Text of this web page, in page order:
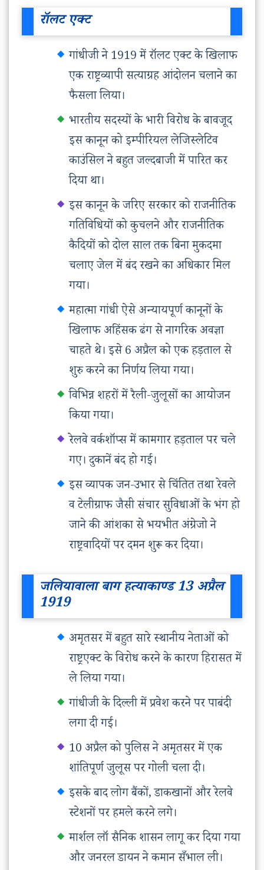
रॉलट एक्ट
गांधीजी ने 1919 में रॉलट एक्ट के खिलाफ
एक राष्ट्रव्यापी सत्याग्रह आंदोलन चलाने का
फैसला लिया।
भारतीय सदस्यों के भारी विरोध के बावजूद
इस कानून को इम्पीरियल लेजिस्लेटिव
काउंसिल ने बहुत जल्दबाजी में पारित कर
दिया था।
इस कानून के जरिए सरकार को राजनीतिक
गतिविधियों को कुचलने और राजनीतिक
कैदियों को दोल साल तक बिना मुकदमा
चलाए जेल में बंद रखने का अधिकार मिल
गया।
महात्मा गांधी ऐसे अन्यायपूर्ण कानूनों के
खिलाफ अहिंसक ढंग से नागरिक अवज्ञा
चाहते थे। इसे 6 अप्रैल को एक हड़ताल से
शुरु करने का निर्णय लिया गया।
विभिन्न शहरों में रैली-जुलूसों का आयोजन
किया गया।
रेलवे वर्कशॉप्स में कामगार हड़ताल पर चले
गए। दुकानें बंद हो गई।
इस व्यापक जन-उभार से चिंतित तथा रेवले
व टेलीग्राफ जैसी संचार सुविधाओं के भंग हो
जाने की आंशका से भयभीत अंग्रेजो ने
राष्ट्रवादियों पर दमन शुरू कर दिया।
जलियावाला बाग हत्याकाण्ड 13 अप्रैल
1919
अमृतसर में बहुत सारे स्थानीय नेताओं को
राष्ट्रएक्ट के विरोध करने के कारण हिरासत में
ले लिया गया।
गांधीजी के दिल्ली में प्रवेश करने पर पाबंदी
लगा दी गई।
10 अप्रैल को पुलिस ने अमृतसर में एक
शांतिपूर्ण जुलूस पर गोली चला दी।
इसके बाद लोग बैंकों, डाकखानों और रेलवे
स्टेशनों पर हमले करने लगे।
मार्शल लॉ सैनिक शासन लागू कर दिया गया
और जनरल डायन ने कमान सँभाल ली।